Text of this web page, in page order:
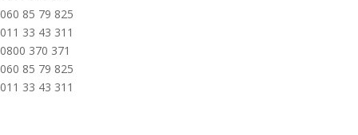
060 85 79 825
011 33 43 311
0800 370 371
060 85 79 825
011 33 43 311